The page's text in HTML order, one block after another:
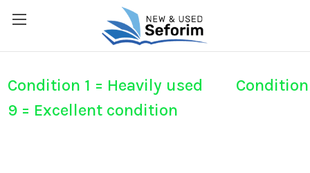
Condition 1 = Heavily used Condition
9 = Excellent condition